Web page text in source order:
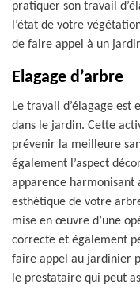
pratiquer son travail
l’état de votre
de faire appel à un
Elagage d’arbre
Le travail d’élagage
dans le jardin. Cette
prévenir la meilleure
également l’aspect
apparence harmonisant
esthétique de votre
mise en œuvre d’une
correcte et également
faire appel au jardinier
le prestataire qui peut